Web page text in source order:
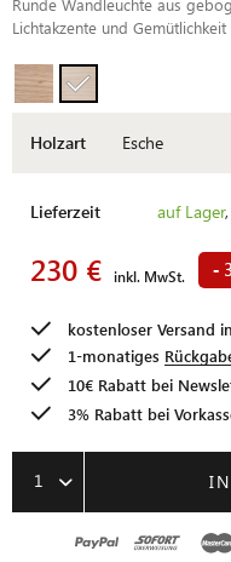
Lichtakzente und
Holzart Esche
Lieferzeit auf Lager
230 € inkl. MwSt. -
kostenloser Versand
1-monatiges
10€ Rabatt bei
3% Rabatt bei
1